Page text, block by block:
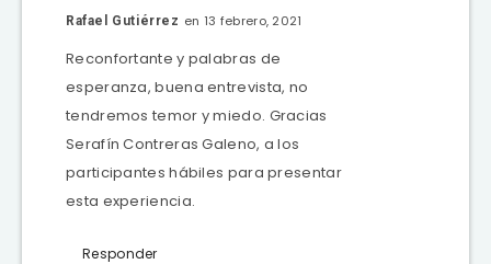
Rafael Gutiérrez en 13 febrero, 2021
Reconfortante y palabras de
esperanza, buena entrevista, no
tendremos temor y miedo. Gracias
Serafín Contreras Galeno, a los
participantes hábiles para presentar
esta experiencia.
Responder